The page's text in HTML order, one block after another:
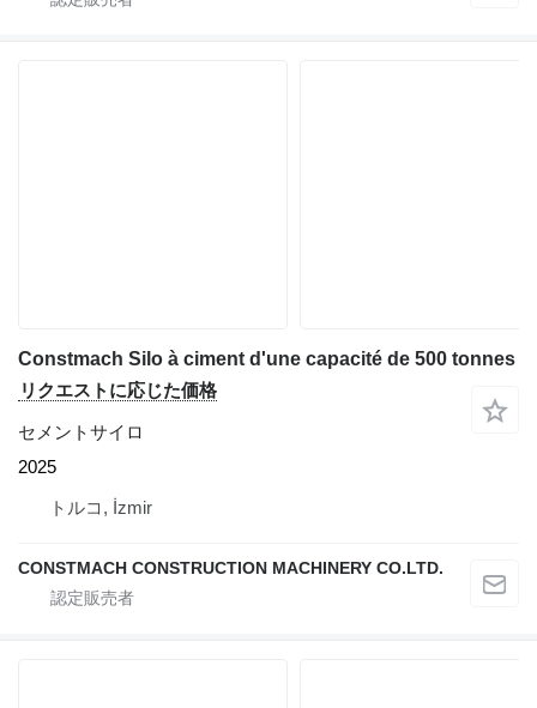
Constmach Silo à ciment d'une capacité de 500 tonnes
リクエストに応じた価格
セメントサイロ
2025
トルコ, İzmir
CONSTMACH CONSTRUCTION MACHINERY CO.LTD.